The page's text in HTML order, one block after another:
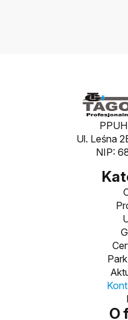
Ul. Leśna
NIP:
O